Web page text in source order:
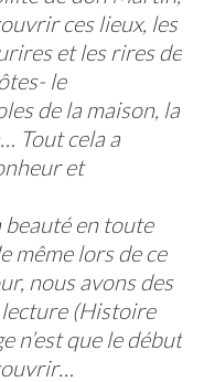
ces lieux, les
et les rires de
le
de la maison, la
Tout cela a
et
beauté en toute
même lors de ce
nous avons des
lecture (Histoire
n’est que le début